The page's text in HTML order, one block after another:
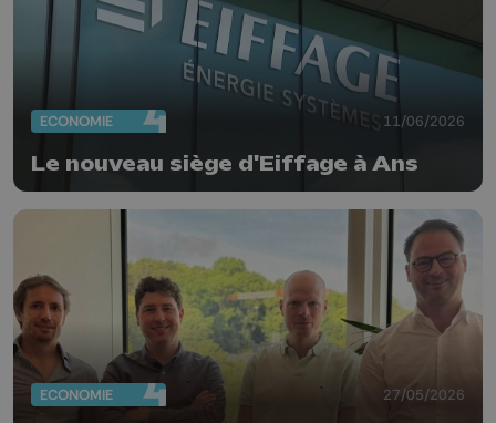
ECONOMIE 11/06/2026
Le nouveau siège d'Eiffage à Ans
ECONOMIE 27/05/2026